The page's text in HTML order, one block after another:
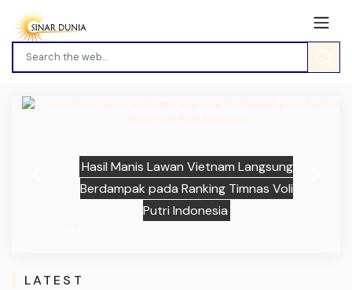
Hasil Manis Lawan Vietnam Langsung
Berdampak pada Ranking Timnas Voli
Putri Indonesia
LATEST